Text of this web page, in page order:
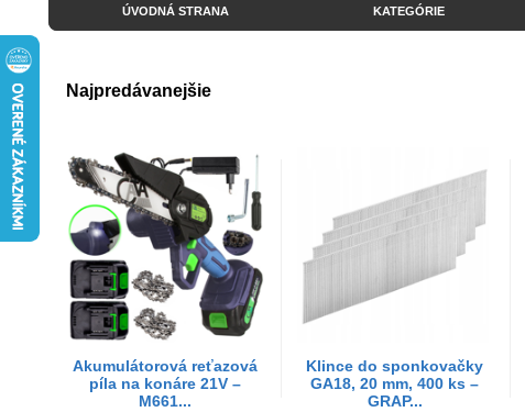
ÚVODNÁ STRANA KATEGÓRIE
Najpredávanejšie
Akumulátorová reťazová
píla na konáre 21V –
M661...
Klince do sponkovačky
GA18, 20 mm, 400 ks –
GRAP...